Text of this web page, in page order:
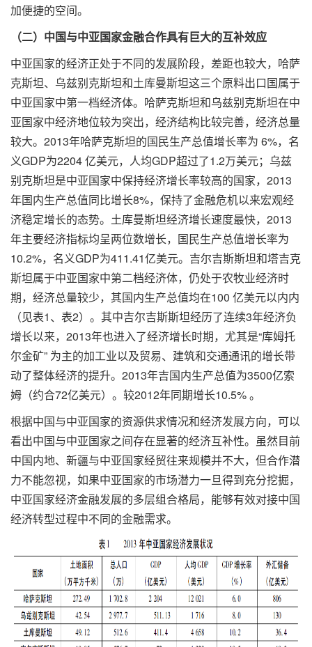
加便捷的空间。
（二）中国与中亚国家金融合作具有巨大的互补效应
中亚国家的经济正处于不同的发展阶段，差距也较大，哈萨
克斯坦、乌兹别克斯坦和土库曼斯坦这三个原料出口国属于
中亚国家中第一档经济体。哈萨克斯坦和乌兹别克斯坦在中
亚国家中经济地位较为突出，经济结构比较完善，经济总量
较大。2013年哈萨克斯坦的国民生产总值增长率为 6%，名
义GDP为2204 亿美元，人均GDP超过了1.2万美元；乌兹
别克斯坦是中亚国家中保持经济增长率较高的国家，2013
年国内生产总值同比增长8%，保持了金融危机以来宏观经
济稳定增长的态势。土库曼斯坦经济增长速度最快，2013
年主要经济指标均呈两位数增长，国民生产总值增长率为
10.2%，名义GDP为411.41亿美元。吉尔吉斯斯坦和塔吉克
斯坦属于中亚国家中第二档经济体，仍处于农牧业经济时
期，经济总量较少，其国内生产总值均在100 亿美元以内内
（见表1、表2）。其中吉尔吉斯斯坦经历了连续3年经济负
增长以来，2013年也进入了经济增长时期，尤其是“库姆托
尔金矿” 为主的加工业以及贸易、建筑和交通通讯的增长带
动了整体经济的提升。2013年吉国内生产总值为3500亿索
姆（约合72亿美元）。较2012年同期增长10.5% 。
根据中国与中亚国家的资源供求情况和经济发展方向，可以
看出中国与中亚国家之间存在显著的经济互补性。虽然目前
中国内地、新疆与中亚国家经贸往来规模并不大，但合作潜
力不能忽视，如果中亚国家的市场潜力一旦得到充分挖掘，
中亚国家经济金融发展的多层组合格局，能够有效对接中国
经济转型过程中不同的金融需求。